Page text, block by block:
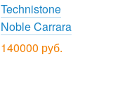
Technistone
Noble Carrara
140000 руб.